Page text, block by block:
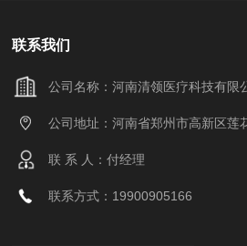
联系我们
公司名称：河南清领医疗科技有限
公司地址：河南省郑州市高新区莲
联 系 人：付经理
联系方式：19900905166